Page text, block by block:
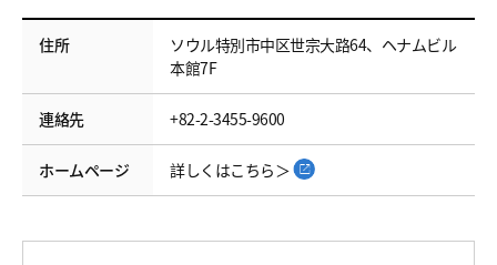
住所
ソウル特別市中区世宗大路64、ヘナムビル
本館7F
連絡先 +82-2-3455-9600
ホームページ 詳しくはこちら＞